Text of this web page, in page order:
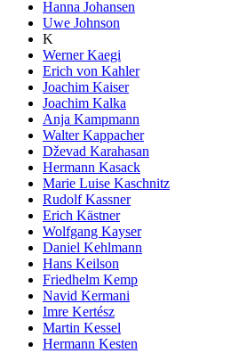
Hanna Johansen
Uwe Johnson
K
Werner Kaegi
Erich von Kahler
Joachim Kaiser
Joachim Kalka
Anja Kampmann
Walter Kappacher
Dževad Karahasan
Hermann Kasack
Marie Luise Kaschnitz
Rudolf Kassner
Erich Kästner
Wolfgang Kayser
Daniel Kehlmann
Hans Keilson
Friedhelm Kemp
Navid Kermani
Imre Kertész
Martin Kessel
Hermann Kesten